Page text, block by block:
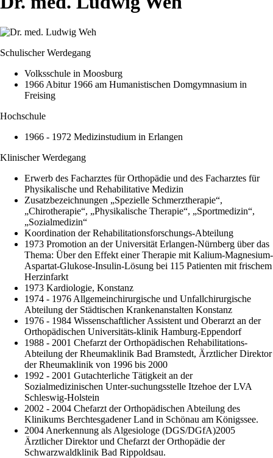
Schulischer Werdegang
Volksschule in Moosburg
1966 Abitur 1966 am Humanistischen Domgymnasium in
Freising
Hochschule
1966 - 1972 Medizinstudium in Erlangen
Klinischer Werdegang
Erwerb des Facharztes für Orthopädie und des Facharztes für
Physikalische und Rehabilitative Medizin
Zusatzbezeichnungen „Spezielle Schmerztherapie“,
„Chirotherapie“, „Physikalische Therapie“, „Sportmedizin“,
„Sozialmedizin“
Koordination der Rehabilitationsforschungs-Abteilung
1973 Promotion an der Universität Erlangen-Nürnberg über das
Thema: Über den Effekt einer Therapie mit Kalium-Magnesium-
Aspartat-Glukose-Insulin-Lösung bei 115 Patienten mit frischem
Herzinfarkt
1973 Kardiologie, Konstanz
1974 - 1976 Allgemeinchirurgische und Unfallchirurgische
Abteilung der Städtischen Krankenanstalten Konstanz
1976 - 1984 Wissenschaftlicher Assistent und Oberarzt an der
Orthopädischen Universitäts-klinik Hamburg-Eppendorf
1988 - 2001 Chefarzt der Orthopädischen Rehabilitations-
Abteilung der Rheumaklinik Bad Bramstedt, Ärztlicher Direktor
der Rheumaklinik von 1996 bis 2000
1992 - 2001 Gutachterliche Tätigkeit an der
Sozialmedizinischen Unter-suchungsstelle Itzehoe der LVA
Schleswig-Holstein
2002 - 2004 Chefarzt der Orthopädischen Abteilung des
Klinikums Berchtesgadener Land in Schönau am Königssee.
2004 Anerkennung als Algesiologe (DGS/DGfA)2005
Ärztlicher Direktor und Chefarzt der Orthopädie der
Schwarzwaldklinik Bad Rippoldsau.